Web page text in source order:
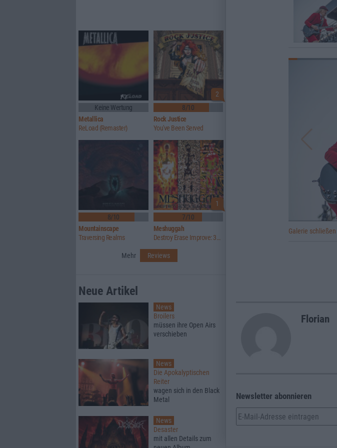
Galerie schließen
Florian
Newsletter abonnieren
Keine Wertung
Metallica
ReLoad (Remaster)
2
8/10
Rock Justice
You've Been Served
8/10
Mountainscape
Traversing Realms
1
7/10
Meshuggah
Destroy Erase Improve: 30th Anniversary Edition
Mehr Reviews
Neue Artikel
News
Broilers
müssen ihre Open Airs
verschieben
News
Die Apokalyptischen
Reiter
wagen sich in den Black
Metal
News
Desaster
mit allen Details zum